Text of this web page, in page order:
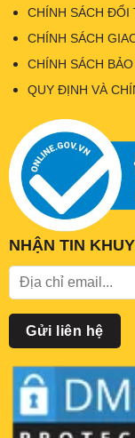
CHÍNH SÁCH ĐỔI
CHÍNH SÁCH
CHÍNH SÁCH
QUY ĐỊNH VÀ
NHẬN TIN